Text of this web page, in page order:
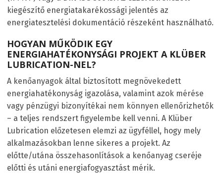
kiegészítő energiatakarékossági jelentés az
energiatesztelési dokumentáció részeként használható.
HOGYAN MŰKÖDIK EGY
ENERGIAHATÉKONYSÁGI PROJEKT A KLÜBER
LUBRICATION-NEL?
A kenőanyagok által biztosított megnövekedett
energiahatékonyság igazolása, valamint azok mérése
vagy pénzügyi bizonyítékai nem könnyen ellenőrizhetők
– a teljes rendszert figyelembe kell venni. A Klüber
Lubrication előzetesen elemzi az ügyféllel, hogy mely
alkalmazásokban lenne sikeres a projekt. Az
előtte/utána összehasonlítások a kenőanyag cseréje
előtti és utáni energiafogyasztást mérik.